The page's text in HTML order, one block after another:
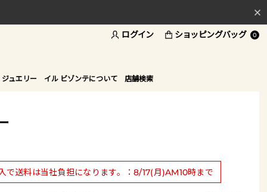
ログイン ショッピングバッグ 0
ュエリー イル ビゾンテについて 店舗検索
で送料は当社負担になります。：8/17(月)AM10時まで